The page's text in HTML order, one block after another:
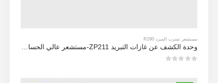
مستشعر تسرب المبرد R290
وحدة الكشف عن غازات التبريد ZP211-مستشعر عالي الحساسية للكشف عن تسرب التبريد